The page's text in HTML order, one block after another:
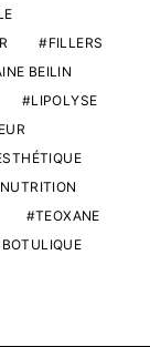
FILLERS
BEILIN
LIPOLYSE
NUTRITION
TEOXANE